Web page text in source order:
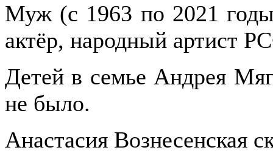
Муж (с 1963 по 2021
актёр, народный артист
Детей в семье Андрея
не было.
Анастасия Вознесенская